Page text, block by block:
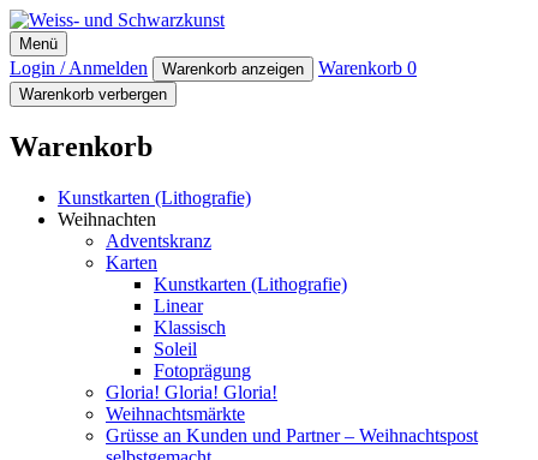
Weiss- und Schwarzkunst
Menü
Login / Anmelden Warenkorb anzeigen Warenkorb 0
Warenkorb verbergen
Warenkorb
Kunstkarten (Lithografie)
Weihnachten
Adventskranz
Karten
Kunstkarten (Lithografie)
Linear
Klassisch
Soleil
Fotoprägung
Gloria! Gloria! Gloria!
Weihnachtsmärkte
Grüsse an Kunden und Partner – Weihnachtspost